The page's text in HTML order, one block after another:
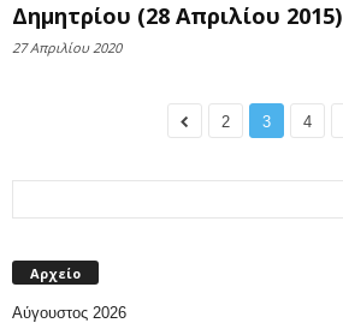
Δημητρίου (28 Απριλίου 2015)
27 Απριλίου 2020
2 3 4
Αρχείο
Αύγουστος 2026